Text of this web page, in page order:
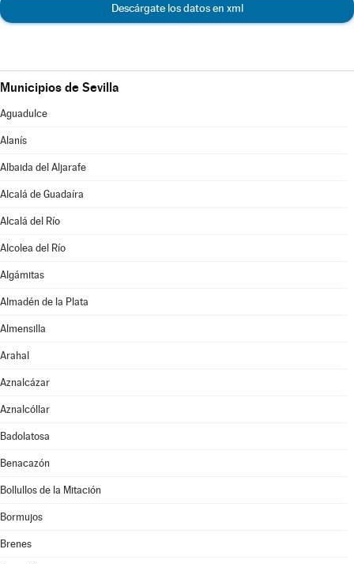
Descárgate los datos en xml
Municipios de Sevilla
Aguadulce
Alanís
Albaida del Aljarafe
Alcalá de Guadaíra
Alcalá del Río
Alcolea del Río
Algámitas
Almadén de la Plata
Almensilla
Arahal
Aznalcázar
Aznalcóllar
Badolatosa
Benacazón
Bollullos de la Mitación
Bormujos
Brenes